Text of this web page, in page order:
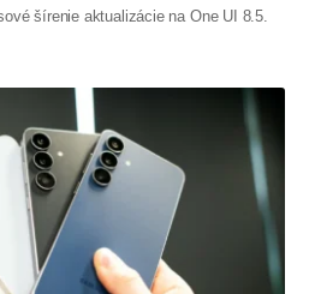
šírenie aktualizácie na One UI 8.5.